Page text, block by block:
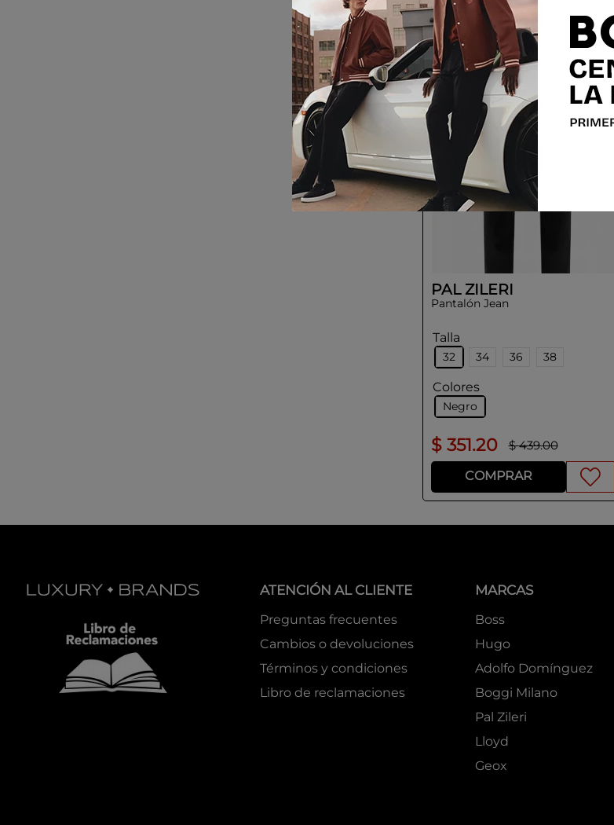
PAL ZILERI
Pantalón Jean
Talla
32 34 36 38
Colores
Negro
$ 351.20 $ 439.00
COMPRAR
ATENCIÓN AL CLIENTE
Preguntas frecuentes
Cambios o devoluciones
Términos y condiciones
Libro de reclamaciones
MARCAS
Boss
Hugo
Adolfo Domínguez
Boggi Milano
Pal Zileri
Lloyd
Geox